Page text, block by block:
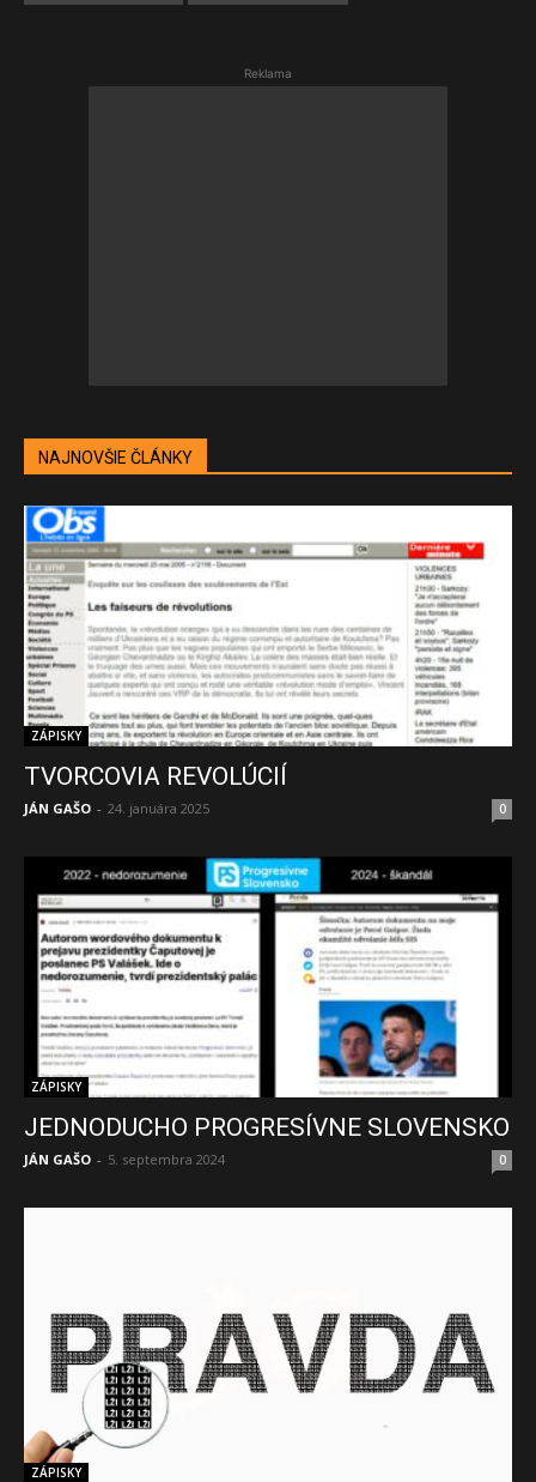
Reklama
NAJNOVŠIE ČLÁNKY
ZÁPISKY
TVORCOVIA REVOLÚCIÍ
JÁN GAŠO - 24. januára 2025 0
ZÁPISKY
JEDNODUCHO PROGRESÍVNE SLOVENSKO
JÁN GAŠO - 5. septembra 2024 0
ZÁPISKY